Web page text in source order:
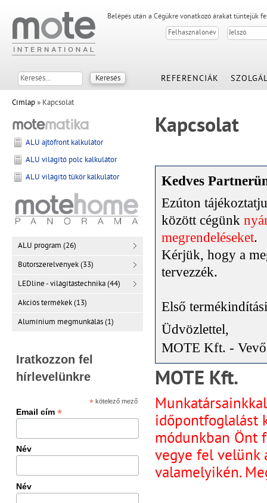
Belépés után a Cégükre vonatkozó árakat tüntejük
REFERENCIÁK
Címlap» Kapcsolat
Kapcsolat
Kedves
Ezúton
között cégünk
megrendeléseket.
Kérjük, hogy a
tervezzék.
Első
Üdvözlettel,
MOTE Kft. -
MOTE Kft.
időpontfoglalást
módunkban Önt
vegye fel velünk
valamelyikén.
ALU ajtófront kalkulátor
ALU világító polc kalkulátor
ALU világító tükör kalkulátor
ALU program (26)
Bútorszerelvények (33)
LEDline - világítástechnika (44)
Akciós termékek (13)
Alumínium megmunkálás (1)
Iratkozzon fel
hírlevelünkre
* kötelező mező
Email cím *
Név
Név